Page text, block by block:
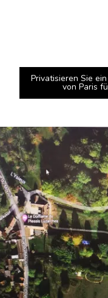
Privatisieren Sie
von Paris